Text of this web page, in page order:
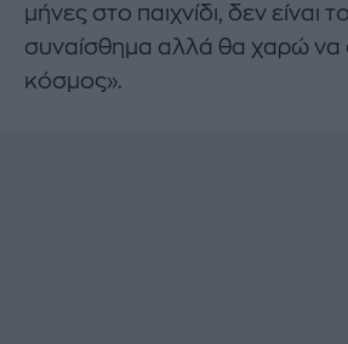
μήνες στο παιχνίδι, δεν είναι
συναίσθημα αλλά θα χαρώ να
κόσμος».